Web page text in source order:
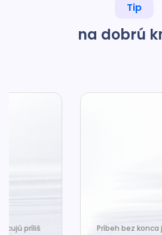
Tip
na dobrú
Príbeh bez konca je nová